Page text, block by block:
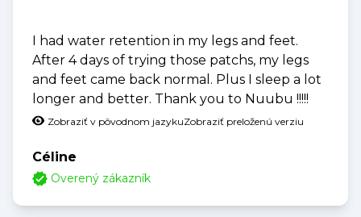
I had water retention in my legs and feet.
After 4 days of trying those patchs, my legs
and feet came back normal. Plus I sleep a lot
longer and better. Thank you to Nuubu !!!!!
Zobraziť v pôvodnom jazykuZobraziť preloženú verziu
Céline
Overený zákazník